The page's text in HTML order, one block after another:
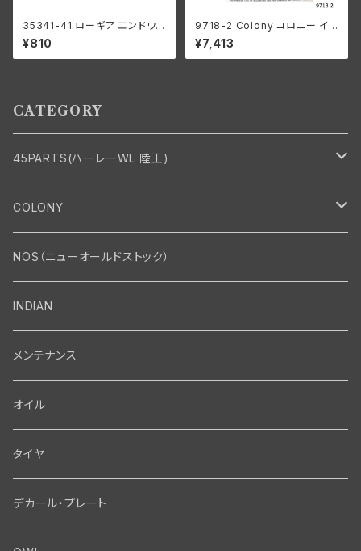
35341-41 ローギア エンドワッ
シャー1個
¥810
9718-2 Colony コロニー イン
テーク マニホールド ナット キッ
ト ハーレーダビッドソン 1940-
54年 OHV 74 モデル 1953-5
¥7,413
CATEGORY
45PARTS(ハーレーWL 陸王)
エンジン
エンジン・シリンダーヘッド
バルブ・タペット関係
エンジン関係 ビックツイン
マフラー・インテーク・キャブレター
マフラー関係
インテーク・キャブレター関係
エレクトリカル
ジェネレーター関係
ディストリビューター関係
駆動系
ドライブチェーン関係
スプロケット・ベルトドライブキット
フロントフォーク・フレーム
フロントフォーク関係
ソフテイル用 New Springer Fork
シート・サドルバッグ
シートポスト関係
ソロサドルシート関係
ハンドルバー・タンク・フェンダー
COLONY
Bolt・Nut
Nut
Screw
Front End・Rear End
Wheel-Brake
Fork-Shockabsorber
Motor
Motor
Carbrator
Transmission・Primary
Transmission-Shifter
Primary-clutch-Kickstarter
Gastank・Oiltank
Oilline
Gastank・Oiltank
Electrical
NOS（ニューオールドストック）
INDIAN
メンテナンス
オイル
タイヤ
デカール・プレート